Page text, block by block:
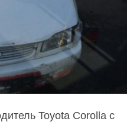
Toyota Corolla с